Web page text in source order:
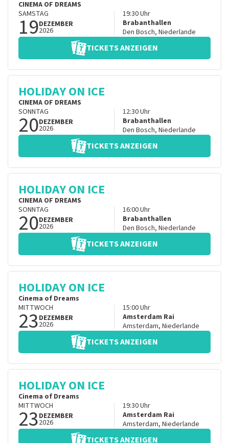
CINEMA OF DREAMS
SAMSTAG
19DEZEMBER
2026
19:30Uhr
Brabanthallen
Den Bosch, Niederlande
TICKETS ANZEIGEN
HOLIDAY ON ICE
CINEMA OF DREAMS
SONNTAG
20DEZEMBER
2026
12:30Uhr
Brabanthallen
Den Bosch, Niederlande
TICKETS ANZEIGEN
HOLIDAY ON ICE
CINEMA OF DREAMS
SONNTAG
20DEZEMBER
2026
16:00Uhr
Brabanthallen
Den Bosch, Niederlande
TICKETS ANZEIGEN
HOLIDAY ON ICE
Cinema of Dreams
MITTWOCH
23DEZEMBER
2026
15:00Uhr
Amsterdam Rai
Amsterdam, Niederlande
TICKETS ANZEIGEN
HOLIDAY ON ICE
Cinema of Dreams
MITTWOCH
23DEZEMBER
2026
19:30Uhr
Amsterdam Rai
Amsterdam, Niederlande
TICKETS ANZEIGEN